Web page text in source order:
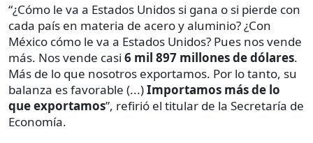
“¿Cómo le va a Estados Unidos si gana o si pierde con
cada país en materia de acero y aluminio? ¿Con
México cómo le va a Estados Unidos? Pues nos vende
más. Nos vende casi 6 mil 897 millones de dólares.
Más de lo que nosotros exportamos. Por lo tanto, su
balanza es favorable (...)Importamos más de lo
que exportamos”, refirió el titular de la Secretaría de
Economía.